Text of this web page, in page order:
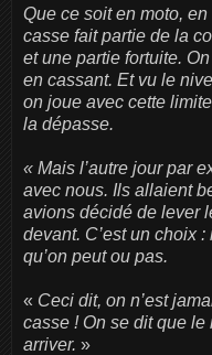
Que ce soit en moto,
casse fait partie de la
et une partie fortuite.
en cassant. Et vu le
on joue avec cette
la dépasse.
« Mais l’autre jour par
avec nous. Ils allaient
avions décidé de lever
devant. C’est un choix
qu’on peut ou pas.
« Ceci dit, on n’est
casse ! On se dit que
arriver. »